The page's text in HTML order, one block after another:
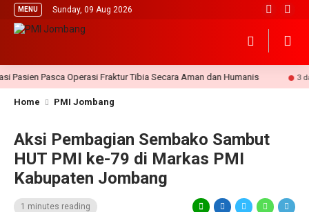
MENU Sunday, 09 Aug 2026
Pasca Operasi Fraktur Tibia Secara Aman dan Humanis 3 day
Home PMI Jombang
Aksi Pembagian Sembako Sambut
HUT PMI ke-79 di Markas PMI
Kabupaten Jombang
1 minutes reading